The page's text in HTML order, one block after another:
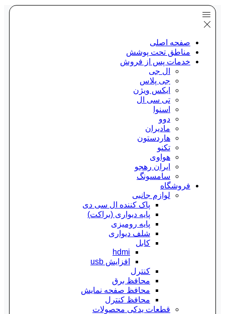
صفحه اصلی
مناطق تحت پوشش
خدمات پس از فروش
ال جی
جی پلاس
ایکس ویژن
تی سی ال
اسنوا
دوو
مادیران
هاردستون
تکنو
هواوی
ایران رهجو
سامسونگ
فروشگاه
لوازم جانبی
پاک کننده ال سی دی
پایه دیواری (براکت)
پایه رومیزی
شلف دیواری
کابل
hdmi
افزایش usb
کنترل
محافظ برق
محافظ صفحه نمایش
محافظ کنترل
قطعات یدکی محصولات